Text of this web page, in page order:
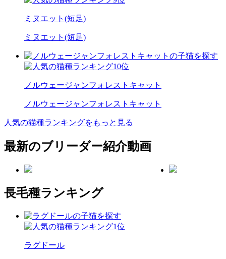
ミヌエット(短足)
ミヌエット(短足)
ノルウェージャンフォレストキャット
ノルウェージャンフォレストキャット
人気の猫種ランキングをもっと見る
最新のブリーダー紹介動画
長毛種ランキング
ラグドール